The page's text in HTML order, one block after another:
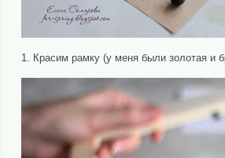
1. Красим рамку (у меня были золотая и